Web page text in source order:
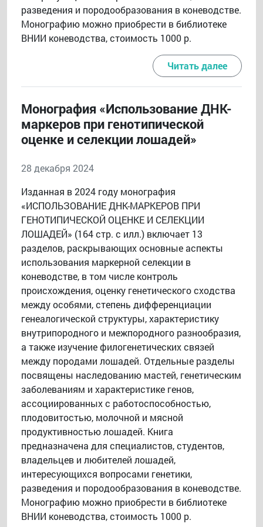
разведения и породообразования в коневодстве.
Монографию можно приобрести в библиотеке
ВНИИ коневодства, стоимость 1000 р.
Читать далее
Монография «Использование ДНК-
маркеров при генотипической
оценке и селекции лошадей»
28 декабря 2024
Изданная в 2024 году монография
«ИСПОЛЬЗОВАНИЕ ДНК-МАРКЕРОВ ПРИ
ГЕНОТИПИЧЕСКОЙ ОЦЕНКЕ И СЕЛЕКЦИИ
ЛОШАДЕЙ» (164 стр. с илл.) включает 13
разделов, раскрывающих основные аспекты
использования маркерной селекции в
коневодстве, в том числе контроль
происхождения, оценку генетического сходства
между особями, степень дифференциации
генеалогической структуры, характеристику
внутрипородного и межпородного разнообразия,
а также изучение филогенетических связей
между породами лошадей. Отдельные разделы
посвящены наследованию мастей, генетическим
заболеваниям и характеристике генов,
ассоциированных с работоспособностью,
плодовитостью, молочной и мясной
продуктивностью лошадей. Книга
предназначена для специалистов, студентов,
владельцев и любителей лошадей,
интересующихся вопросами генетики,
разведения и породообразования в коневодстве.
Монографию можно приобрести в библиотеке
ВНИИ коневодства, стоимость 1000 р.